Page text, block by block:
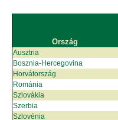
Ország
Ausztria
Bosznia-Hercegovina
Horvátország
Románia
Szlovákia
Szerbia
Szlovénia